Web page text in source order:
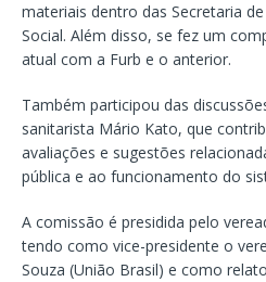
materiais dentro das Secretaria
Social. Além disso, se fez um
atual com a Furb e o anterior.
Também participou das
sanitarista Mário Kato, que
avaliações e sugestões
pública e ao funcionamento do
A comissão é presidida pelo
tendo como vice-presidente o
Souza (União Brasil) e como